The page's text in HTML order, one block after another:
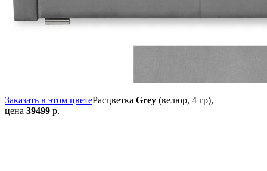
Заказать в этом цветеРасцветка Grey (велюр, 4 гр),
цена 39499 р.